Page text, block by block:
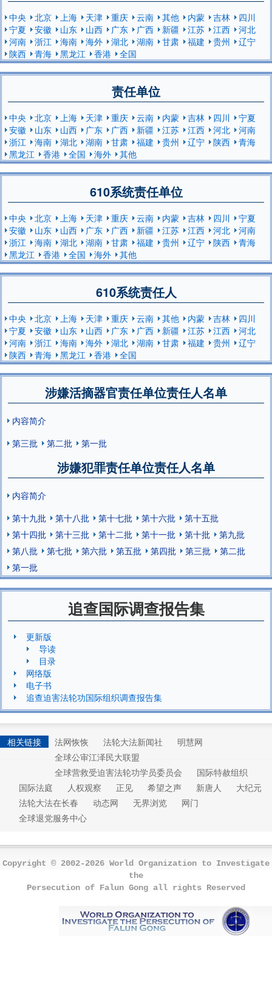
中央 北京 上海 天津 重庆 云南 其他 内蒙 吉林
四川
宁夏
安徽 山东 山西 广东 广西 新疆 江苏 江西
河北
河南
浙江 海南 海外 湖北 湖南 甘肃 福建 贵州
辽宁
陕西
青海 黑龙江 香港 全国
责任单位
中央 北京 上海 天津 重庆 云南 内蒙 吉林 四川
宁夏
安徽
山东 山西 广东 广西 新疆 江苏 江西 河北
河南
浙江
海南 湖北 湖南 甘肃 福建 贵州 辽宁 陕西
青海
黑龙江
香港 全国 海外 其他
610系统责任单位
中央 北京 上海 天津 重庆 云南 内蒙 吉林 四川
宁夏
安徽
山东 山西 广东 广西 新疆 江苏 江西 河北
河南
浙江
海南 湖北 湖南 甘肃 福建 贵州 辽宁 陕西
青海
黑龙江
香港 全国 海外 其他
610系统责任人
中央 北京 上海 天津 重庆 云南 其他 内蒙 吉林
四川
宁夏
安徽 山东 山西 广东 广西 新疆 江苏 江西
河北
河南
浙江 海南 海外 湖北 湖南 甘肃 福建 贵州
辽宁
陕西
青海 黑龙江 香港 全国
涉嫌活摘器官责任单位责任人名单
内容简介
第三批
第二批 第一批
涉嫌犯罪责任单位责任人名单
内容简介
第十九批
第十八批 第十七批 第十六批
第十五批
第十四批
第十三批 第十二批 第十一批 第十批
第九批
第八批
第七批 第六批 第五批 第四批 第三批
第二批
第一批
追查国际调查报告集
更新版
导读
目录
网络版
电子书
追查迫害法轮功国际组织调查报告集
相关链接 法网恢恢 法轮大法新闻社
明慧网
全球公审江泽民大联盟
全球营救受迫害法轮功学员委员会
国际特赦组织
国际法庭
人权观察 正见 希望之声 新唐人
大纪元
法轮大法在长春
动态网 无界浏览
网门
全球退党服务中心
Copyright © 2002-2026 World Organization to Investigate
the
Persecution of Falun Gong all rights Reserved